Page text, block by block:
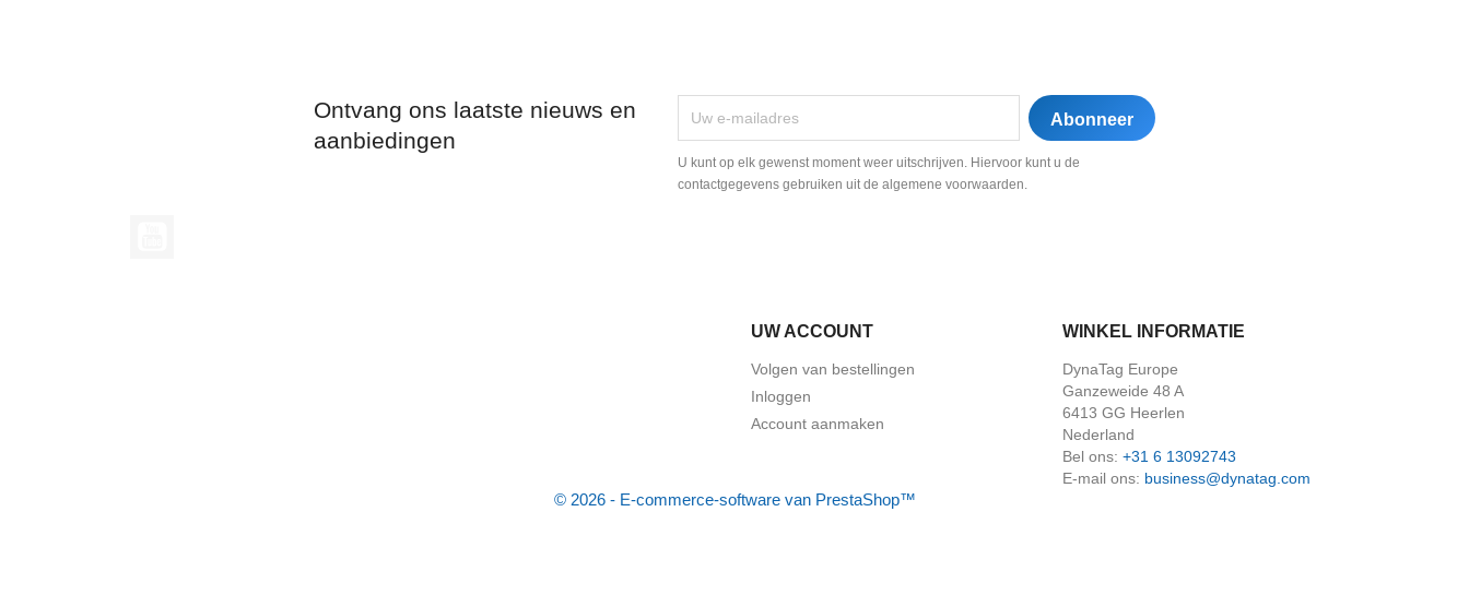
Ontvang ons laatste nieuws en
aanbiedingen
U kunt op elk gewenst moment weer uitschrijven. Hiervoor kunt u de
contactgegevens gebruiken uit de algemene voorwaarden.
UW ACCOUNT
Volgen van bestellingen
Inloggen
Account aanmaken
WINKEL INFORMATIE
DynaTag Europe
Ganzeweide 48 A
6413 GG Heerlen
Nederland
Bel ons: +31 6 13092743
E-mail ons: business@dynatag.com
© 2026 - E-commerce-software van PrestaShop™